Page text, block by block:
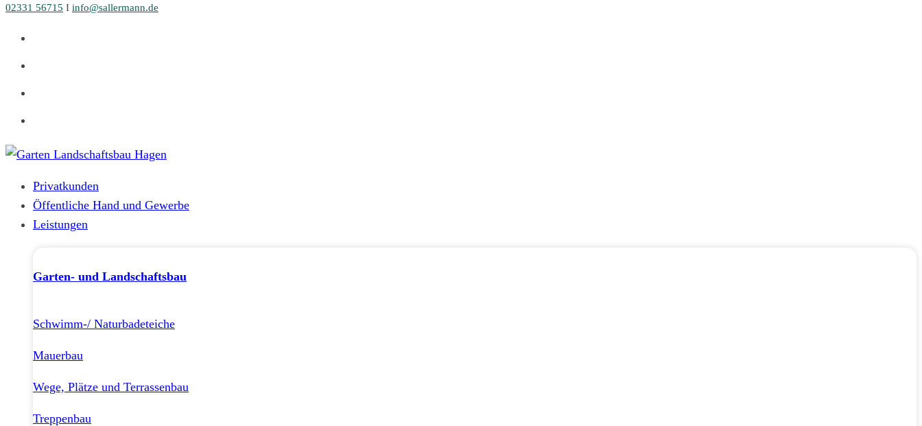
Zum
Inhalt
02331 56715 I info@sallermann.de
Privatkunden
Öffentliche Hand und Gewerbe
Leistungen
Garten- und Landschaftsbau
Schwimm-/ Naturbadeteiche
Mauerbau
Wege, Plätze und Terrassenbau
Treppenbau